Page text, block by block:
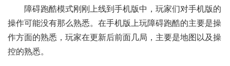
障碍跑酷模式刚刚上线到手机版中，玩家们对手机版的
操作可能没有那么熟悉。在手机版上玩障碍跑酷的主要是操
作方面的熟悉，玩家在更新后前面几局，主要是地图以及操
控的熟悉。